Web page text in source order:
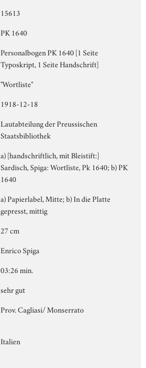
15613
PK 1640
Personalbogen PK 1640 [1 Seite
Typoskript, 1 Seite Handschrift]
"Wortliste"
1918-12-18
Lautabteilung der Preussischen
Staatsbibliothek
a) [handschriftlich, mit Bleistift:]
Sardisch, Spiga: Wortliste, Pk 1640; b) PK
1640
a) Papierlabel, Mitte; b) In die Platte
gepresst, mittig
27 cm
Enrico Spiga
03:26 min.
sehr gut
Prov. Cagliasi/ Monserrato
Italien